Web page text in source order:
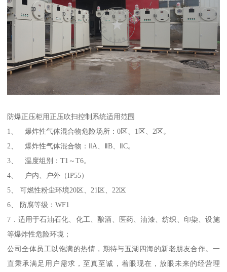
防爆正压柜用正压吹扫控制系统适用范围
1、 爆炸性气体混合物危险场所：0区、1区、2区。
2、 爆炸性气体混合物：ⅡA、ⅡB、ⅡC。
3、 温度组别：T1～T6。
4、 户内、户外（IP55）
5、 可燃性粉尘环境20区、21区、22区
6、 防腐等级：WF1
7．适用于石油石化、化工、酿酒、医药、油漆、纺织、印染、设施
等爆炸性危险环境；
公司全体员工以饱满的热情，期待与五湖四海的新老朋友合作。一
直秉承满足用户需求，至真至诚，着眼现在，放眼未来的经营理